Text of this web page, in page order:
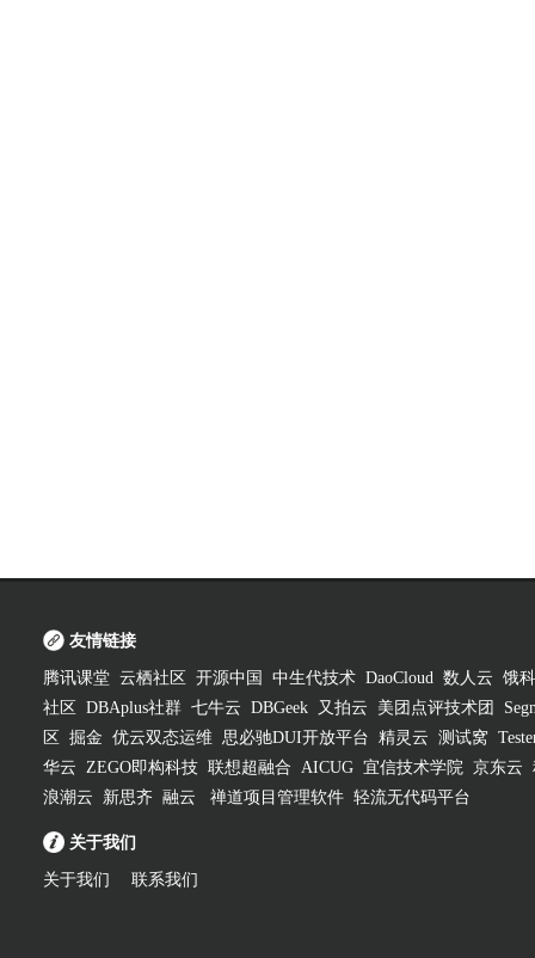
友情链接
腾讯课堂 云栖社区 开源中国 中生代技术 DaoCloud 数人云 饿
社区
DBAplus社群 七牛云 DBGeek 又拍云 美团点评技术团
区
掘金 优云双态运维 思必驰DUI开放平台 精灵云 测试窝
华云 ZEGO即构科技 联想超融合 AICUG 宜信技术学院 京东云
浪潮云
新思齐 融云 禅道项目管理软件 轻流无代码平台
关于我们
关于我们 联系我们